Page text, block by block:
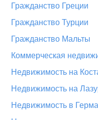
Гражданство Греции
Гражданство Турции
Гражданство Мальты
Коммерческая
Недвижимость на
Недвижимость на
Недвижимость в